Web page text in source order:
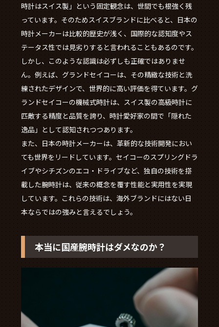
時計はスイス製」という固定観念は、世間でも根強く残
っています。そのためスイスブランドに比べると、日本の
時計メーカーは比較的歴史が浅く、国際的な認知度やス
テータス性では見劣りすると言われることもあるのです。
しかし、このような認識は必ずしも正確ではありませ
ん。例えば、グランドセイコーは、その精緻な技術と洗
練されたデザインで、世界的に高い評価を得ています。グ
ランドセイコーの機械式時計は、スイス製の高級時計に
匹敵する精度と品質を誇り、時計愛好家の間で「隠れた
逸品」として認知されつつあります。
また、日本の時計メーカーは、革新的な技術開発におい
ても世界をリードしています。セイコーのスプリングドラ
イブやシチズンのエコ・ドライブなど、独自の技術を搭
載した腕時計は、従来の概念を覆す性能と実用性を実現
しています。これらの技術は、海外ブランドにはない日
本ならではの強みと言えるでしょう。
本当に国産腕時計はダメなのか？